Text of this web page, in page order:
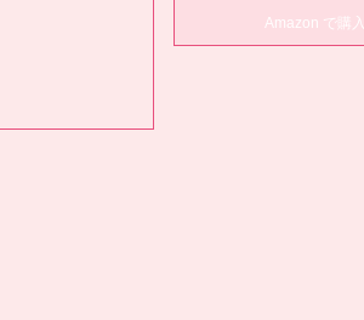
Amazon で購入